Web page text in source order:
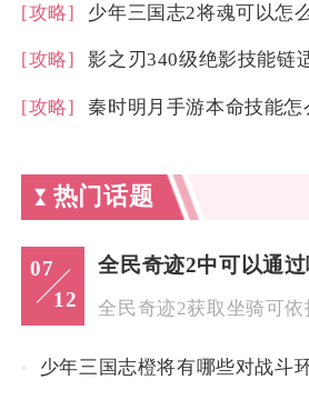
[攻略] 少年三国志2将魂可以怎
[攻略]
[攻略] 秦时明月手游本命技能怎
热门话题
07
12